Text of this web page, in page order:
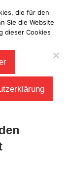
die für den
Sie die Website
dieser Cookies